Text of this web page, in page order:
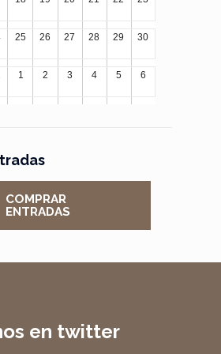
25 26 27 28 29 30
1 2 3 4 5 6
COMPRAR
ENTRADAS
en twitter